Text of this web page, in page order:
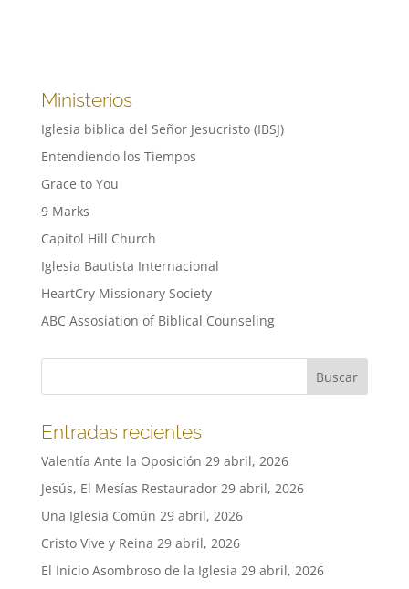
Ministerios
Iglesia biblica del Señor Jesucristo (IBSJ)
Entendiendo los Tiempos
Grace to You
9 Marks
Capitol Hill Church
Iglesia Bautista Internacional
HeartCry Missionary Society
ABC Assosiation of Biblical Counseling
Entradas recientes
Valentía Ante la Oposición 29 abril, 2026
Jesús, El Mesías Restaurador 29 abril, 2026
Una Iglesia Común 29 abril, 2026
Cristo Vive y Reina 29 abril, 2026
El Inicio Asombroso de la Iglesia 29 abril, 2026